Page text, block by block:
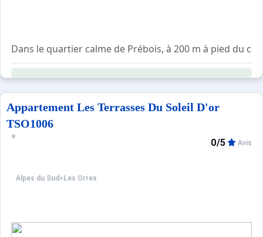
La remise des clés se fera directement auprès de
Appartement Les Terrasses Du Soleil D'or
TSO1006
Alpes du Sud > Les Orres
0/5 Avis